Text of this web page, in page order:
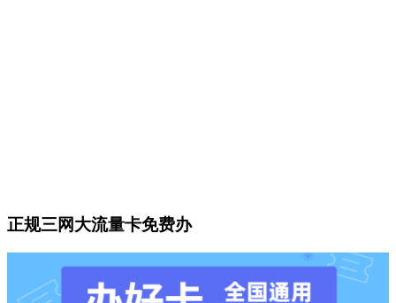
正规三网大流量卡免费办